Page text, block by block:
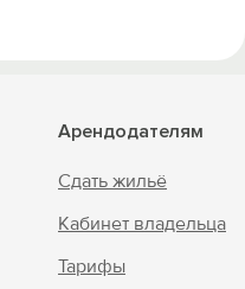
Арендодателям
Сдать жильё
Кабинет владельца
Тарифы